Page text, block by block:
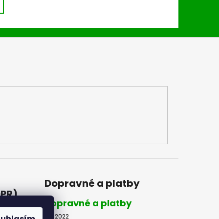
Dopravné a platby
Dopravné a platby
8.2.2022